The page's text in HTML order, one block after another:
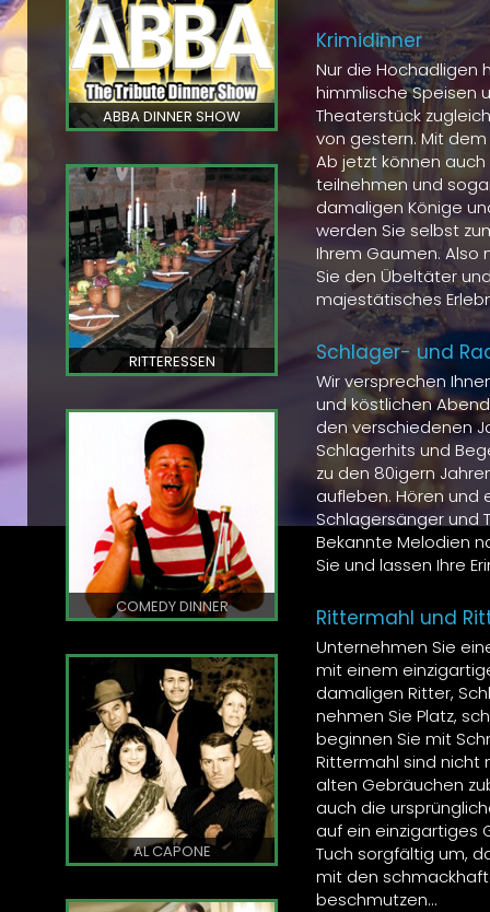
ABBA DINNER SHOW
RITTERESSEN
COMEDY DINNER
AL CAPONE
Krimidinner
Nur die Hochadligen
himmlische Speisen
Theaterstück
von gestern. Mit
Ab jetzt können
teilnehmen und
damaligen Könige
werden Sie selbst
Ihrem Gaumen. Also
Sie den Übeltäter
majestätisches
Schlager- und
Wir versprechen
und köstlichen
den verschiedenen
Schlagerhits und
zu den 80igern
aufleben. Hören und
Schlagersänger und
Bekannte Melodien
Sie und lassen Ihre
Rittermahl und
Unternehmen Sie
mit einem
damaligen Ritter,
nehmen Sie Platz,
beginnen Sie mit
Rittermahl sind nicht
alten Gebräuchen
auch die
auf ein einzigartiges
Tuch sorgfältig um,
mit den
beschmutzen…